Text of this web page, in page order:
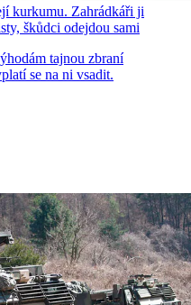
kurkumu. Zahrádkáři ji
škůdci odejdou sami
tajnou zbraní
se na ni vsadit.